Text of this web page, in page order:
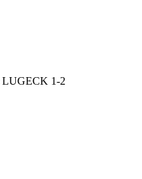
LUGECK 1-2